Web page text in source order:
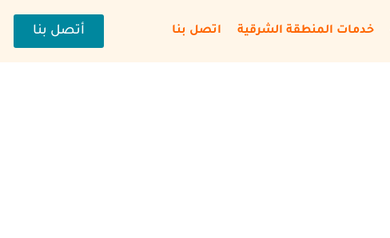
خدمات المنطقة الشرقية اتصل بنا أتصل بنا